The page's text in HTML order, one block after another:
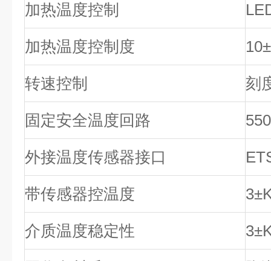
加热温度控制
加热温度控制度
转速控制 刻
固定安全温度回路
外接温度传感器接口
带传感器控温度
介质温度稳定性